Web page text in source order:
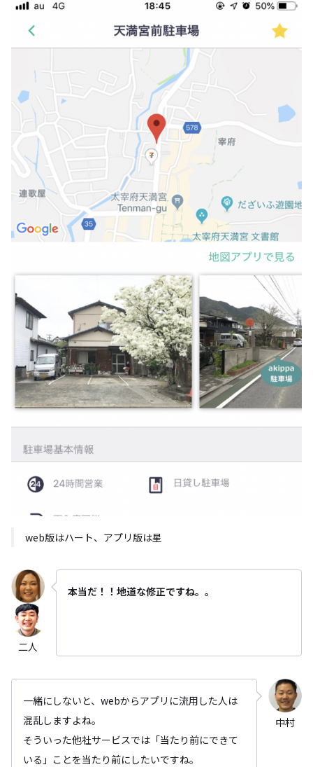
web版はハート、アプリ版は星
二人
本当だ！！地道な修正ですね。。
一緒にしないと、webからアプリに流用した人は
混乱しますよね。
そういった他社サービスでは「当たり前にできて
いる」ことを当たり前にしたいですね。
中村